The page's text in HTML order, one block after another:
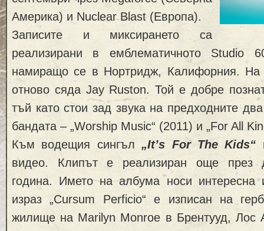
Америка) и Nuclear Blast (Европа).
Записите и миксирането са
реализирани в емблематичното Studio
намиращо се в Нортридж, Калифорния. На
отново сяда Jay Ruston. Той е добре
тъй като стои зад звука на предходните
бандата – „Worship Music“ (2011) и „For All
Към водещия сингъл „It’s For The Kids“
видео. Клипът е реализиран още през
година. Името на албума носи интересна
израз „Cursum Perficio“ е изписан на
жилище на Marilyn Monroe в Брентууд, Лос